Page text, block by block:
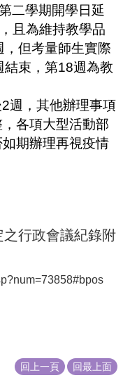
二學期開學日延
且為維持教學品
，但考量師生實際
結束，第18週為教
2週，其他辦理事項
各項大型活動部
期辦理再視疫情
行政會議紀錄附
回上一頁 回最上面